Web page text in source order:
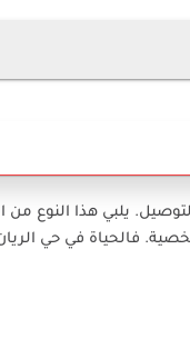
يلبي هذا النوع
فالحياة في حي